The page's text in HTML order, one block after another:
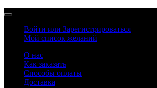
Войти или Зарегистрироваться
Мой список желаний
О нас
Как заказать
Способы оплаты
Доставка